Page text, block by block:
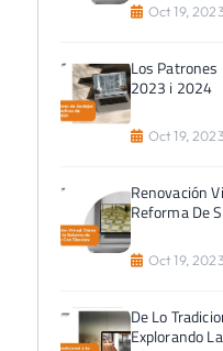
Oct 19, 2023
Los Patrones
2023 i 2024
Oct 19, 2023
Renovación
Reforma De
Oct 19, 2023
De Lo
Explorando